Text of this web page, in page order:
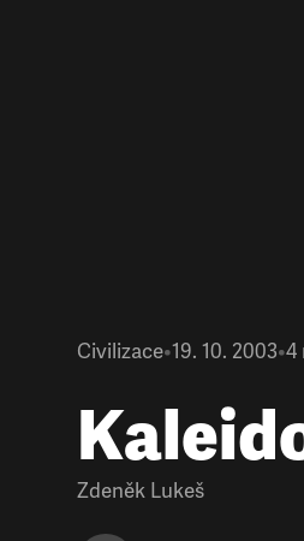
Civilizace•19. 10. 2003•4
Zdeněk Lukeš